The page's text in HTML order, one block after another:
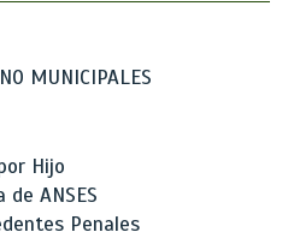
MUNICIPALES
Hijo
ANSES
Penales